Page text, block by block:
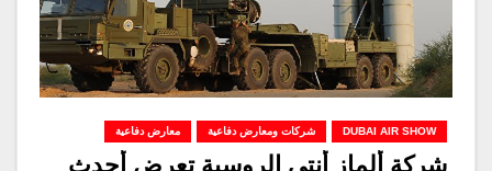
DUBAI AIR SHOW شركات ومعارض دفاعية معارض دفاعية
شركة ألماز أنتي الروسية تعرض أحدث